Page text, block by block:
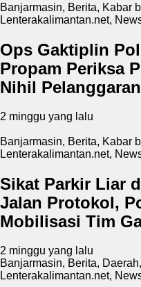
Banjarmasin, Berita, Kabar
Lenterakalimantan.net,
Ops Gaktiplin
Propam Periksa
Nihil Pelanggaran
2 minggu yang lalu
Banjarmasin, Berita, Kabar
Lenterakalimantan.net,
Sikat Parkir Liar
Jalan Protokol,
Mobilisasi Tim
2 minggu yang lalu
Banjarmasin, Berita, Daerah,
Lenterakalimantan.net,